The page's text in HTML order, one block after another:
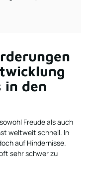
in den
Freude als auch
weltweit schnell. In
auf Hindernisse.
sehr schwer zu